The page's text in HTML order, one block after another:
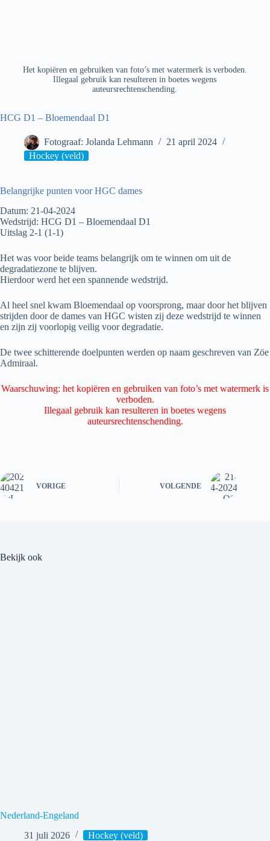
Het kopiëren en gebruiken van foto’s met watermerk is verboden.
Illegaal gebruik kan resulteren in boetes wegens
auteursrechtenschending.
HCG D1 – Bloemendaal D1
Fotograaf: Jolanda Lehmann
21 april 2024
Hockey (veld)
Belangrijke punten voor HGC dames
Datum: 21-04-2024
Wedstrijd: HCG D1 – Bloemendaal D1
Uitslag 2-1 (1-1)
Het was voor beide teams belangrijk om te winnen om uit de
degradatiezone te blijven.
Hierdoor werd het een spannende wedstrijd.
Al heel snel kwam Bloemendaal op voorsprong, maar door het blijven
strijden door de dames van HGC wisten zij deze wedstrijd te winnen
en zijn zij voorlopig veilig voor degradatie.
De twee schitterende doelpunten werden op naam geschreven van Zöe
Admiraal.
Waarschuwing: het kopiëren en gebruiken van foto’s met watermerk is
verboden.
Illegaal gebruik kan resulteren in boetes wegens
auteursrechtenschending.
VORIGE VOLGENDE
Bekijk ook
Nederland-Engeland
31 juli 2026
Hockey (veld)